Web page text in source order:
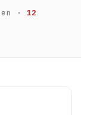
·
12